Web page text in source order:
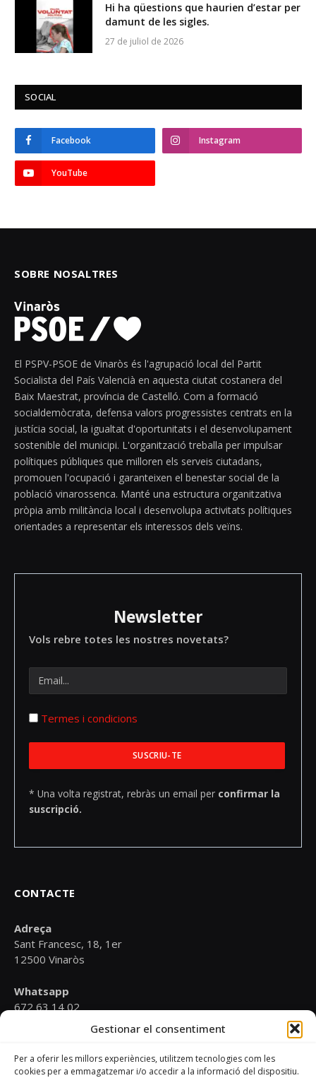
Gestionar el consentiment
Per a oferir les millors experiències, utilitzem tecnologies com les
cookies per a emmagatzemar i/o accedir a la informació del dispositiu.
Hi ha qüestions que haurien d’estar per
damunt de les sigles.
27 de juliol de 2026
SOCIAL
Facebook Instagram
YouTube
SOBRE NOSALTRES
El PSPV-PSOE de Vinaròs és l'agrupació local del Partit
Socialista del País Valencià en aquesta ciutat costanera del
Baix Maestrat, província de Castelló. Com a formació
socialdemòcrata, defensa valors progressistes centrats en la
justícia social, la igualtat d'oportunitats i el desenvolupament
sostenible del municipi. L'organització treballa per impulsar
polítiques públiques que milloren els serveis ciutadans,
promouen l'ocupació i garanteixen el benestar social de la
població vinarossenca. Manté una estructura organitzativa
pròpia amb militància local i desenvolupa activitats polítiques
orientades a representar els interessos dels veïns.
Newsletter
Vols rebre totes les nostres novetats?
Termes i condicions
* Una volta registrat, rebràs un email per confirmar la
suscripció.
CONTACTE
Adreça
Sant Francesc, 18, 1er
12500 Vinaròs
Whatsapp
672 63 14 02
psoevinaros@gmail.com